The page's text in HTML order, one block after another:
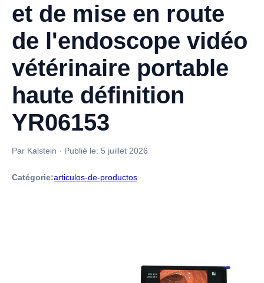
et de mise en route
de l'endoscope vidéo
vétérinaire portable
haute définition
YR06153
Par Kalstein · Publié le: 5 juillet 2026
Catégorie:articulos-de-productos